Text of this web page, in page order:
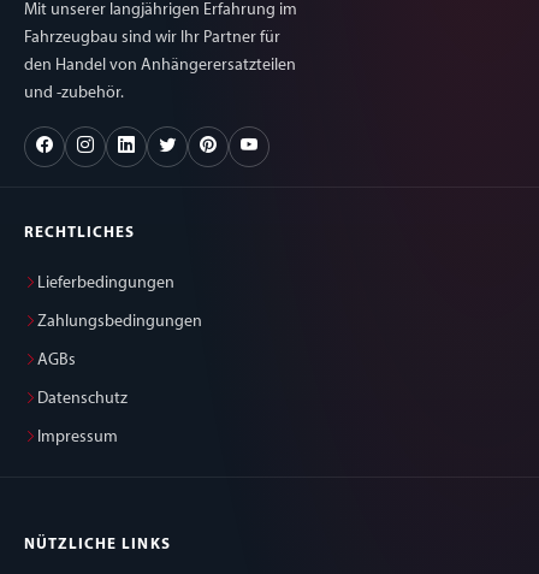
Mit unserer langjährigen Erfahrung im
Fahrzeugbau sind wir Ihr Partner für
den Handel von Anhängerersatzteilen
und -zubehör.
RECHTLICHES
Lieferbedingungen
Zahlungsbedingungen
AGBs
Datenschutz
Impressum
NÜTZLICHE LINKS